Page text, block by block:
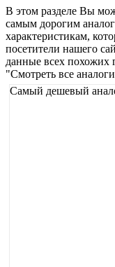
В этом разделе Вы
самым дорогим
характеристикам,
посетители нашего
данные всех похожих
"Смотреть все
Самый дешевый